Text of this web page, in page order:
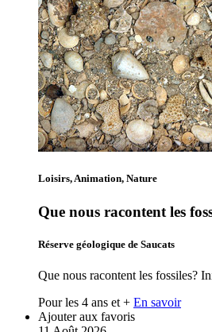
Loisirs, Animation, Nature
Que nous racontent les
Réserve géologique de Saucats
Que nous racontent les fossiles?
Pour les 4 ans et + En savoir
Ajouter aux favoris